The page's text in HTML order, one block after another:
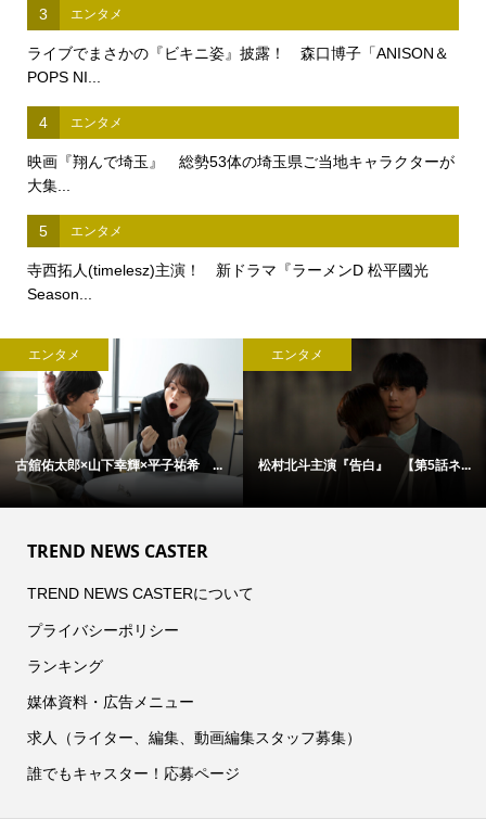
3 エンタメ
ライブでまさかの『ビキニ姿』披露！ 森口博子「ANISON＆
POPS NI...
4 エンタメ
映画『翔んで埼玉』 総勢53体の埼玉県ご当地キャラクターが
大集...
5 エンタメ
寺西拓人(timelesz)主演！ 新ドラマ『ラーメンD 松平國光
Season...
エンタメ
古舘佑太郎×山下幸輝×平子祐希 ...
エンタメ
松村北斗主演『告白』 【第5話ネ...
TREND NEWS CASTER
TREND NEWS CASTERについて
プライバシーポリシー
ランキング
媒体資料・広告メニュー
求人（ライター、編集、動画編集スタッフ募集）
誰でもキャスター！応募ページ